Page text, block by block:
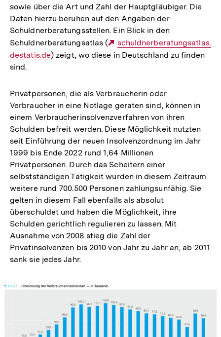
sowie über die Art und Zahl der Hauptgläubiger. Die
Daten hierzu beruhen auf den Angaben der
Schuldnerberatungsstellen. Ein Blick in den
Schuldnerberatungsatlas (
Externer
Link:
schuldnerberatungsatlas.
destatis.de) zeigt, wo diese in Deutschland zu finden
sind.
Privatpersonen, die als Verbraucherin oder
Verbraucher in eine Notlage geraten sind, können in
einem Verbraucherinsolvenzverfahren von ihren
Schulden befreit werden. Diese Möglichkeit nutzten
seit Einführung der neuen Insolvenzordnung im Jahr
1999 bis Ende 2022 rund 1,64 Millionen
Privatpersonen. Durch das Scheitern einer
selbstständigen Tätigkeit wurden in diesem Zeitraum
weitere rund 700.500 Personen zahlungsunfähig. Sie
gelten in diesem Fall ebenfalls als absolut
überschuldet und haben die Möglichkeit, ihre
Schulden gerichtlich regulieren zu lassen. Mit
Ausnahme von 2008 stieg die Zahl der
Privatinsolvenzen bis 2010 von Jahr zu Jahr an; ab 2011
sank sie jedes Jahr.